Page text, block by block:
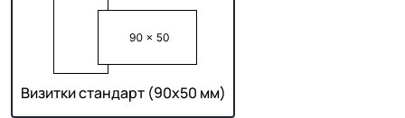
Визитки стандарт (90х50 мм)